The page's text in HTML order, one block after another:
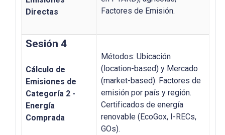
Directas
Factores de Emisión.
Sesión 4
Cálculo de
Emisiones de
Categoría 2 -
Energía
Comprada
Métodos: Ubicación
(location-based) y Mercado
(market-based). Factores de
emisión por país y región.
Certificados de energía
renovable (EcoGox, I-RECs,
GOs).